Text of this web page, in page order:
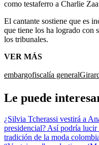
como testaferro a Charlie
El cantante sostiene que es
que tiene los ha logrado con
los tribunales.
VER MÁS
embargofiscalía general
Le puede
¿Silvia Tcherassi vestirá a
presidencial? Así podría
tradición de la moda